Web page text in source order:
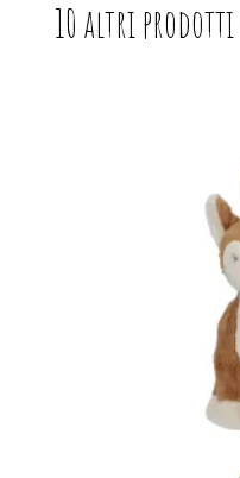
10 altri prodotti